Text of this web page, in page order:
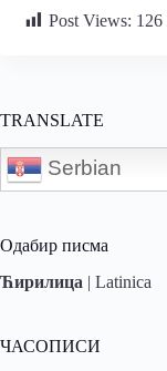
Post Views: 126
TRANSLATE
Serbian
Одабир писма
Ћирилица | Latinica
ЧАСОПИСИ